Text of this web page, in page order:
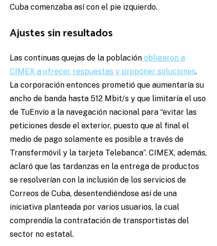
Cuba comenzaba así con el pie izquierdo.
Ajustes sin resultados
Las continuas quejas de la población obligaron a
CIMEX a ofrecer respuestas y proponer soluciones.
La corporación entonces prometió que aumentaría su
ancho de banda hasta 512 Mbit/s y que limitaría el uso
de TuEnvío a la navegación nacional para “evitar las
peticiones desde el exterior, puesto que al final el
medio de pago solamente es posible a través de
Transfermóvil y la tarjeta Telebanca”. CIMEX, además,
aclaró que las tardanzas en la entrega de productos
se resolverían con la inclusión de los servicios de
Correos de Cuba, desentendiéndose así de una
iniciativa planteada por varios usuarios, la cual
comprendía la contratación de transportistas del
sector no estatal.